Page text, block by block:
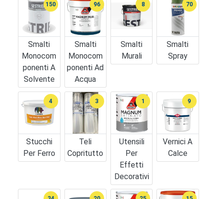
Smalti
Monocom
Ponenti A
Solvente
150
Smalti
Monocom
Ponenti Ad
Acqua
96
Smalti
Murali
8
Smalti
Spray
70
Stucchi
Per Ferro
4
Teli
Copritutto
3
Utensili
Per
Effetti
Decorativi
1
Vernici A
Calce
9